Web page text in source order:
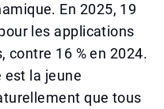
En 2025, 19
les applications
contre 16 % en 2024.
est la jeune
que tous